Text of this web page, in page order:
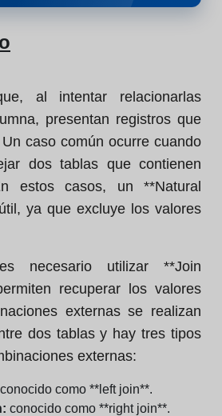
al intentar relacionarlas
presentan registros que
caso común ocurre cuando
dos tablas que contienen
estos casos, un **Natural
ya que excluye los valores
necesario utilizar **Join
recuperar los valores
externas se realizan
dos tablas y hay tres tipos
externas:
conocido como **left join**.
conocido como **right join**.